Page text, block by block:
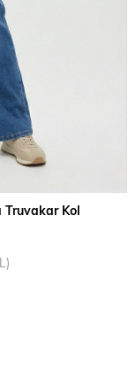
Truvakar Kol